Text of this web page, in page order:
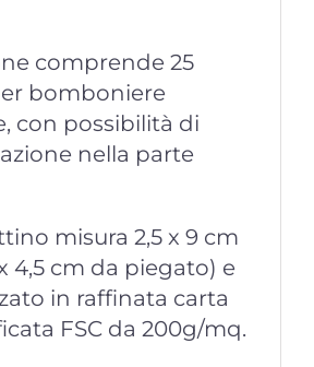
comprende 25
bomboniere
con possibilità di
nella parte
misura 2,5 x 9 cm
4,5 cm da piegato) e
in raffinata carta
FSC da 200g/mq.